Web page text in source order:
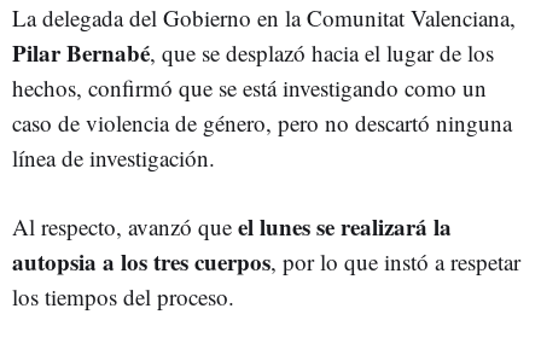
La delegada del Gobierno en la Comunitat Valenciana,
Pilar Bernabé, que se desplazó hacia el lugar de los
hechos, confirmó que se está investigando como un
caso de violencia de género, pero no descartó ninguna
línea de investigación.
Al respecto, avanzó que el lunes se realizará la
autopsia a los tres cuerpos, por lo que instó a respetar
los tiempos del proceso.